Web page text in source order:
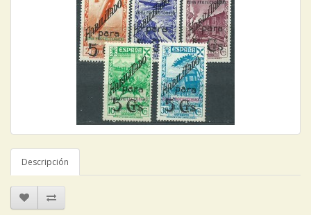
Descripción